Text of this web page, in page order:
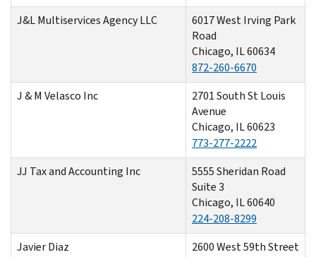
J&L Multiservices Agency LLC
6017 West Irving Park
Road
Chicago, IL 60634
872-260-6670
J & M Velasco Inc
2701 South St Louis
Avenue
Chicago, IL 60623
773-277-2222
JJ Tax and Accounting Inc
5555 Sheridan Road
Suite 3
Chicago, IL 60640
224-208-8299
Javier Diaz
2600 West 59th Street